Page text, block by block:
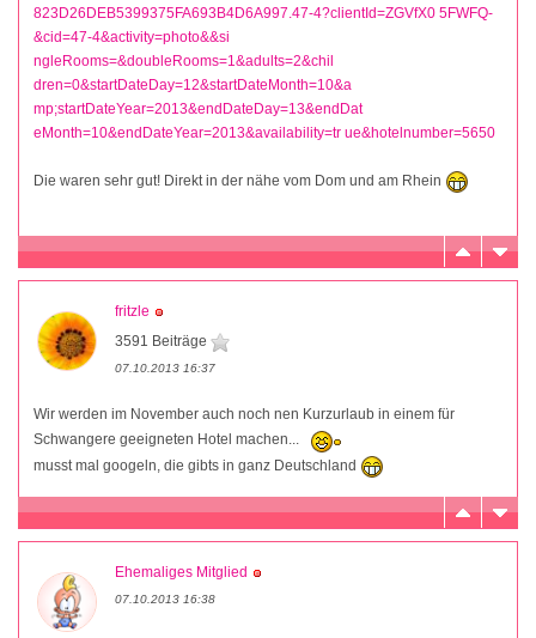
823D26DEB5399375FA693B4D6A997.47-4?clientId=ZGVfX0 5FWFQ-
&cid=47-4&activity=photo&&si
ngleRooms=&doubleRooms=1&adults=2&chil
dren=0&startDateDay=12&startDateMonth=10&a
mp;startDateYear=2013&endDateDay=13&endDat
eMonth=10&endDateYear=2013&availability=tr ue&hotelnumber=5650
Die waren sehr gut! Direkt in der nähe vom Dom und am Rhein
fritzle
3591 Beiträge
07.10.2013 16:37
Wir werden im November auch noch nen Kurzurlaub in einem für
Schwangere geeigneten Hotel machen...
musst mal googeln, die gibts in ganz Deutschland
Ehemaliges Mitglied
07.10.2013 16:38